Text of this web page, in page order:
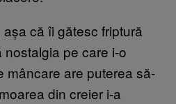
că îi gătesc friptură
pe care i-o
mâncare are puterea să-
din creier i-a